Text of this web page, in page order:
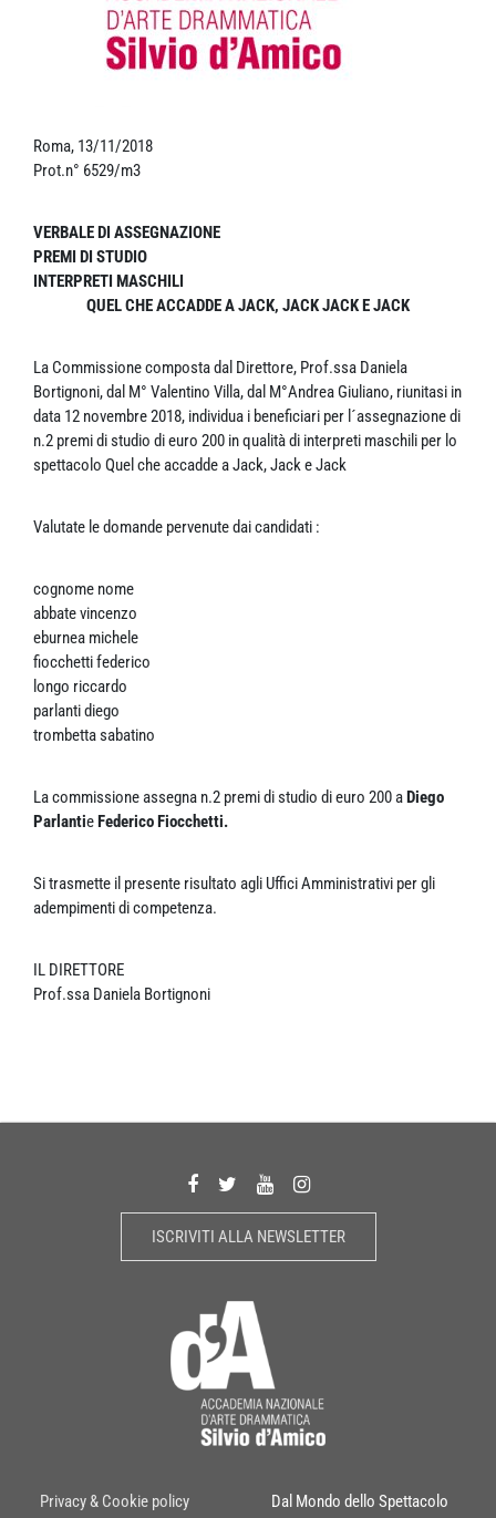
Roma, 13/11/2018
Prot.n° 6529/m3
VERBALE DI ASSEGNAZIONE
PREMI DI STUDIO
INTERPRETI MASCHILI
QUEL CHE ACCADDE A JACK, JACK JACK E JACK
La Commissione composta dal Direttore, Prof.ssa Daniela
Bortignoni, dal M° Valentino Villa, dal M°Andrea Giuliano, riunitasi in
data 12 novembre 2018, individua i beneficiari per l´assegnazione di
n.2 premi di studio di euro 200 in qualità di interpreti maschili per lo
spettacolo Quel che accadde a Jack, Jack e Jack
Valutate le domande pervenute dai candidati :
cognome nome
abbate vincenzo
eburnea michele
fiocchetti federico
longo riccardo
parlanti diego
trombetta sabatino
La commissione assegna n.2 premi di studio di euro 200 aDiego
ParlantieFederico Fiocchetti.
Si trasmette il presente risultato agli Uffici Amministrativi per gli
adempimenti di competenza.
IL DIRETTORE
Prof.ssa Daniela Bortignoni
ISCRIVITI ALLA NEWSLETTER
Privacy & Cookie policy Dal Mondo dello Spettacolo